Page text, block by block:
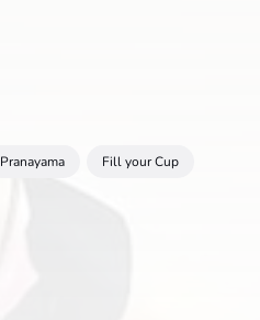
Pranayama Fill your Cup